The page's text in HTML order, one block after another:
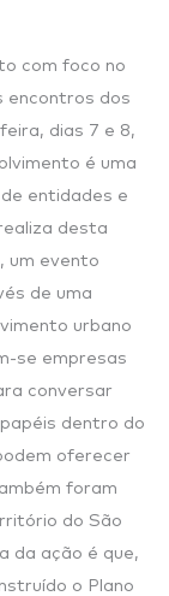
com foco no
encontros dos
dias 7 e 8,
é uma
entidades e
desta
um evento
de uma
urbano
se empresas
conversar
dentro do
oferecer
foram
do São
da ação é que,
o Plano